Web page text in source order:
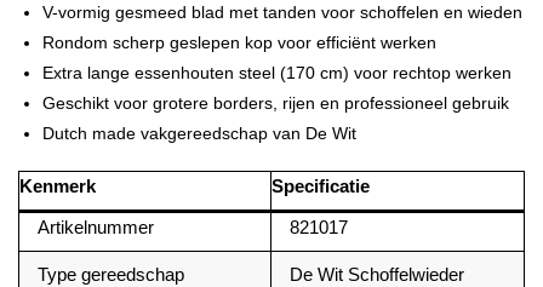
V-vormig gesmeed blad met tanden voor schoffelen en wieden
Rondom scherp geslepen kop voor efficiënt werken
Extra lange essenhouten steel (170 cm) voor rechtop werken
Geschikt voor grotere borders, rijen en professioneel gebruik
Dutch made vakgereedschap van De Wit
Kenmerk
Specificatie
Artikelnummer
821017
Type gereedschap De Wit Schoffelwieder